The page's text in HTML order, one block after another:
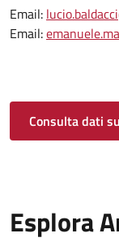
Email:
Email:
Consulta dati
Esplora